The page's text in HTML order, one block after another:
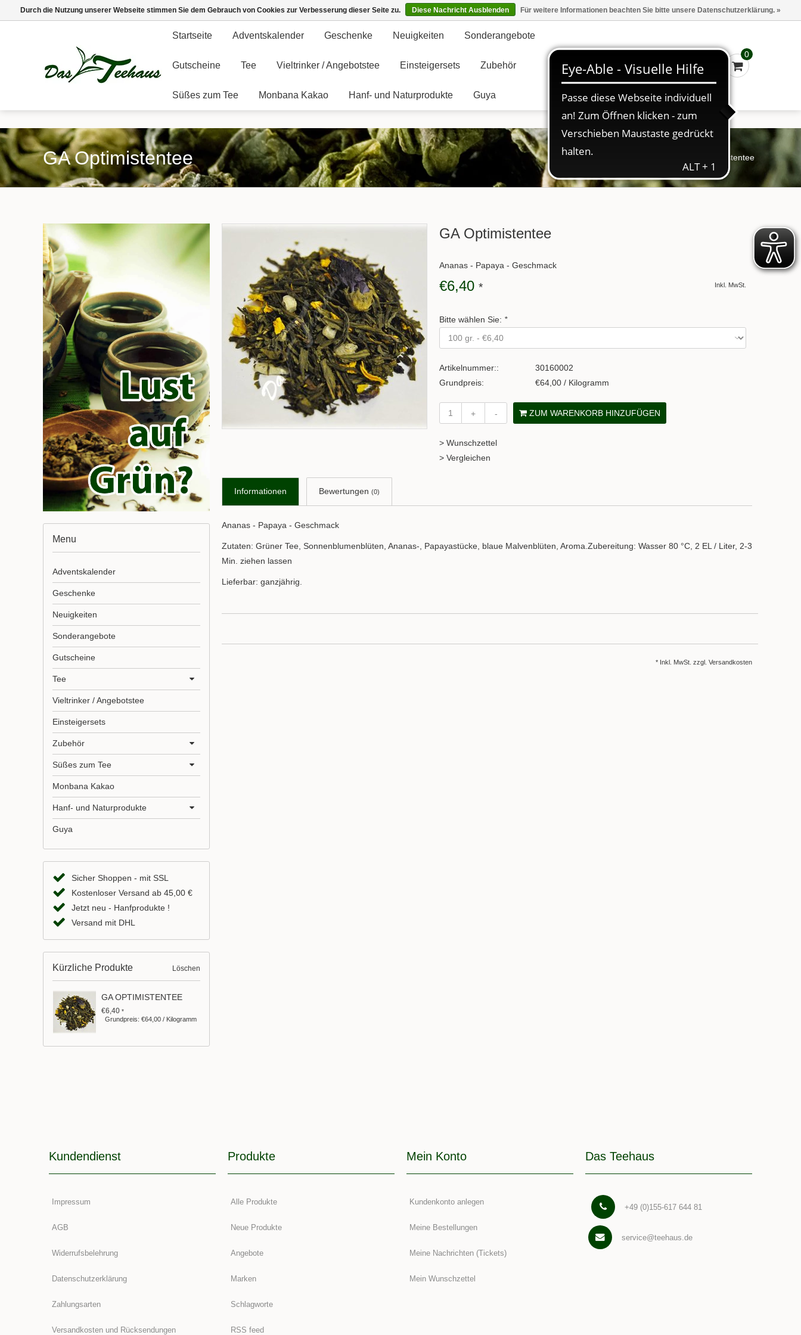
Marken Kasse - €0,00 Anmelden
Startseite Adventskalender Geschenke Neuigkeiten Sonderangebote
Gutscheine Tee Vieltrinker / Angebotstee Einsteigersets Zubehör
Süßes zum Tee Monbana Kakao Hanf- und Naturprodukte Guya
0
GA Optimistentee GA Optimistentee
GA Optimistentee
Ananas - Papaya - Geschmack
€6,40 * Inkl. MwSt.
Bitte wählen Sie: *
Artikelnummer::
30160002
Grundpreis:
€64,00 / Kilogramm
+ - ZUM WARENKORB HINZUFÜGEN
> Wunschzettel
> Vergleichen
Informationen Bewertungen (0)
Ananas - Papaya - Geschmack
Zutaten: Grüner Tee, Sonnenblumenblüten, Ananas-, Papayastücke, blaue Malvenblüten, Aroma.Zubereitung: Wasser 80 °C, 2 EL / Liter, 2-3
Min. ziehen lassen
Lieferbar: ganzjährig.
* Inkl. MwSt. zzgl. Versandkosten
Menu
Adventskalender
Geschenke
Neuigkeiten
Sonderangebote
Gutscheine
Tee
Vieltrinker / Angebotstee
Einsteigersets
Zubehör
Süßes zum Tee
Monbana Kakao
Hanf- und Naturprodukte
Guya
Sicher Shoppen - mit SSL
Kostenloser Versand ab 45,00 €
Jetzt neu - Hanfprodukte !
Versand mit DHL
Kürzliche Produkte Löschen
GA OPTIMISTENTEE
€6,40*
Grundpreis: €64,00 / Kilogramm
Kundendienst
Impressum
AGB
Widerrufsbelehrung
Datenschutzerklärung
Zahlungsarten
Versandkosten und Rücksendungen
Produkte
Alle Produkte
Neue Produkte
Angebote
Marken
Schlagworte
RSS feed
Mein Konto
Kundenkonto anlegen
Meine Bestellungen
Meine Nachrichten (Tickets)
Mein Wunschzettel
Das Teehaus
+49 (0)155-617 644 81
service@teehaus.de
Durch die Nutzung unserer Webseite stimmen Sie dem Gebrauch von Cookies zur Verbesserung dieser Seite zu. Diese Nachricht Ausblenden Für weitere Informationen beachten Sie bitte unsere Datenschutzerklärung. »